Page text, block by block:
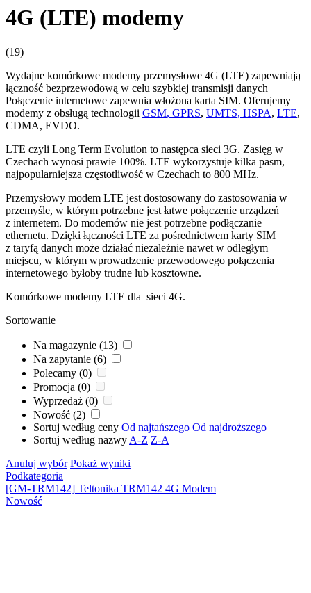
4G (LTE) modemy
(19)
Wydajne komórkowe modemy przemysłowe 4G (LTE) zapewniają
łączność bezprzewodową w celu szybkiej transmisji danych
Połączenie internetowe zapewnia włożona karta SIM. Oferujemy
modemy z obsługą technologii GSM, GPRS, UMTS, HSPA, LTE,
CDMA, EVDO.
LTE czyli Long Term Evolution to następca sieci 3G. Zasięg w
Czechach wynosi prawie 100%. LTE wykorzystuje kilka pasm,
najpopularniejsza częstotliwość w Czechach to 800 MHz.
Przemysłowy modem LTE jest dostosowany do zastosowania w
przemyśle, w którym potrzebne jest łatwe połączenie urządzeń
z internetem. Do modemów nie jest potrzebne podłączanie
ethernetu. Dzięki łączności LTE za pośrednictwem karty SIM
z taryfą danych może działać niezależnie nawet w odległym
miejscu, w którym wprowadzenie przewodowego połączenia
internetowego byłoby trudne lub kosztowne.
Komórkowe modemy LTE dla sieci 4G.
Sortowanie
Na magazynie (13)
Na zapytanie (6)
Polecamy (0)
Promocja (0)
Wyprzedaż (0)
Nowość (2)
Sortuj według ceny Od najtańszego Od najdroższego
Sortuj według nazwy A-Z Z-A
Anuluj wybór Pokaż wyniki
Podkategoria
[GM-TRM142] Teltonika TRM142 4G Modem
Nowość